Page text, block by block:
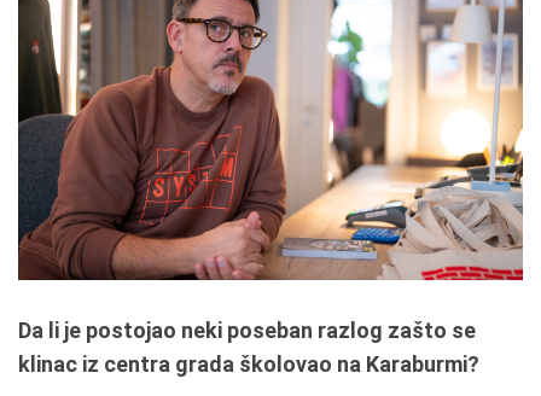
Da li je postojao neki poseban razlog zašto se
klinac iz centra grada školovao na Karaburmi?